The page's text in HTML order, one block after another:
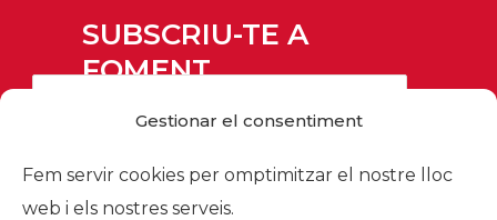
Gestionar el consentiment
Fem servir cookies per omptimitzar el nostre lloc
web i els nostres serveis.
SUBSCRIU-TE A
FOMENT